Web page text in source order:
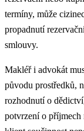
termíny, může
propadnutí
smlouvy.
Makléř i advokát
původu prostředků,
rozhodnutí o
potvrzení o příjmech